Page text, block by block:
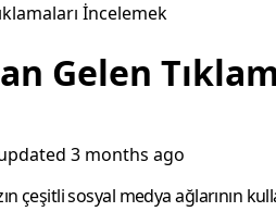
İncelemek
Gelen
3 months ago
çeşitli sosyal medya ağlarının